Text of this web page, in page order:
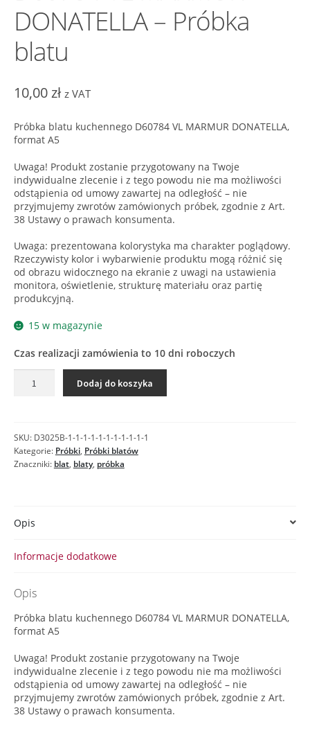
DONATELLA – Próbka
blatu
10,00zł z VAT
Próbka blatu kuchennego D60784 VL MARMUR DONATELLA,
format A5
Uwaga! Produkt zostanie przygotowany na Twoje
indywidualne zlecenie i z tego powodu nie ma możliwości
odstąpienia od umowy zawartej na odległość – nie
przyjmujemy zwrotów zamówionych próbek, zgodnie z Art.
38 Ustawy o prawach konsumenta.
Uwaga: prezentowana kolorystyka ma charakter poglądowy.
Rzeczywisty kolor i wybarwienie produktu mogą różnić się
od obrazu widocznego na ekranie z uwagi na ustawienia
monitora, oświetlenie, strukturę materiału oraz partię
produkcyjną.
15 w magazynie
Czas realizacji zamówienia to 10 dni roboczych
D60784
-
Próbka
blatu
Dodaj do koszyka
SKU: D3025B-1-1-1-1-1-1-1-1-1-1-1
Kategorie: Próbki, Próbki blatów
Znaczniki: blat, blaty, próbka
Opis
Informacje dodatkowe
Opis
Próbka blatu kuchennego D60784 VL MARMUR DONATELLA,
format A5
Uwaga! Produkt zostanie przygotowany na Twoje
indywidualne zlecenie i z tego powodu nie ma możliwości
odstąpienia od umowy zawartej na odległość – nie
przyjmujemy zwrotów zamówionych próbek, zgodnie z Art.
38 Ustawy o prawach konsumenta.